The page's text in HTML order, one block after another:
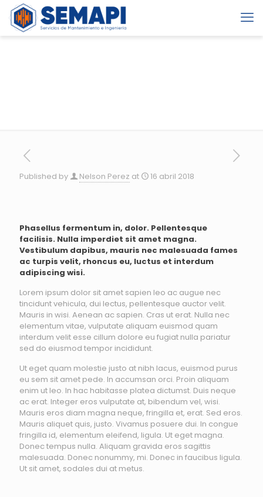
Published by Nelson Perez at 16 abril 2018
Phasellus fermentum in, dolor. Pellentesque
facilisis. Nulla imperdiet sit amet magna.
Vestibulum dapibus, mauris nec malesuada fames
ac turpis velit, rhoncus eu, luctus et interdum
adipiscing wisi.
Lorem ipsum dolor sit amet sapien leo ac augue nec
tincidunt vehicula, dui lectus, pellentesque auctor velit.
Mauris in wisi. Aenean ac sapien. Cras ut erat. Nulla nec
elementum vitae, vulputate aliquam euismod quam
interdum velit esse cillum dolore eu fugiat nulla pariatur
sed do eiusmod tempor incididunt.
Ut eget quam molestie justo at nibh lacus, euismod purus
eu sem sit amet pede. In accumsan orci. Proin aliquam
enim ut leo. In hac habitasse platea dictumst. Duis neque
ac erat. Integer eros vulputate at, bibendum vel, wisi.
Mauris eros diam magna neque, fringilla et, erat. Sed eros.
Mauris aliquet quis, justo. Vivamus posuere dui. In congue
fringilla id, elementum eleifend, ligula. Ut eget magna.
Donec tempus nulla. Aliquam gravida eros sagittis
malesuada. Donec nonummy, mi. Donec in faucibus ligula.
Ut sit amet, sodales dui at metus.